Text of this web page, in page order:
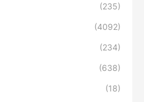
(235)
(4092)
(234)
(638)
(18)